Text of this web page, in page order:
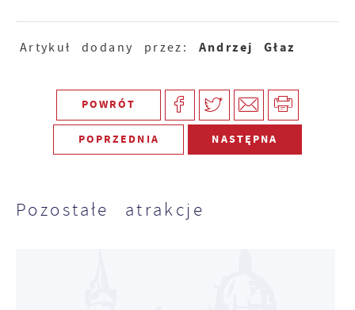
Artykuł dodany przez: Andrzej Głaz
POWRÓT
POPRZEDNIA NASTĘPNA
Pozostałe atrakcje